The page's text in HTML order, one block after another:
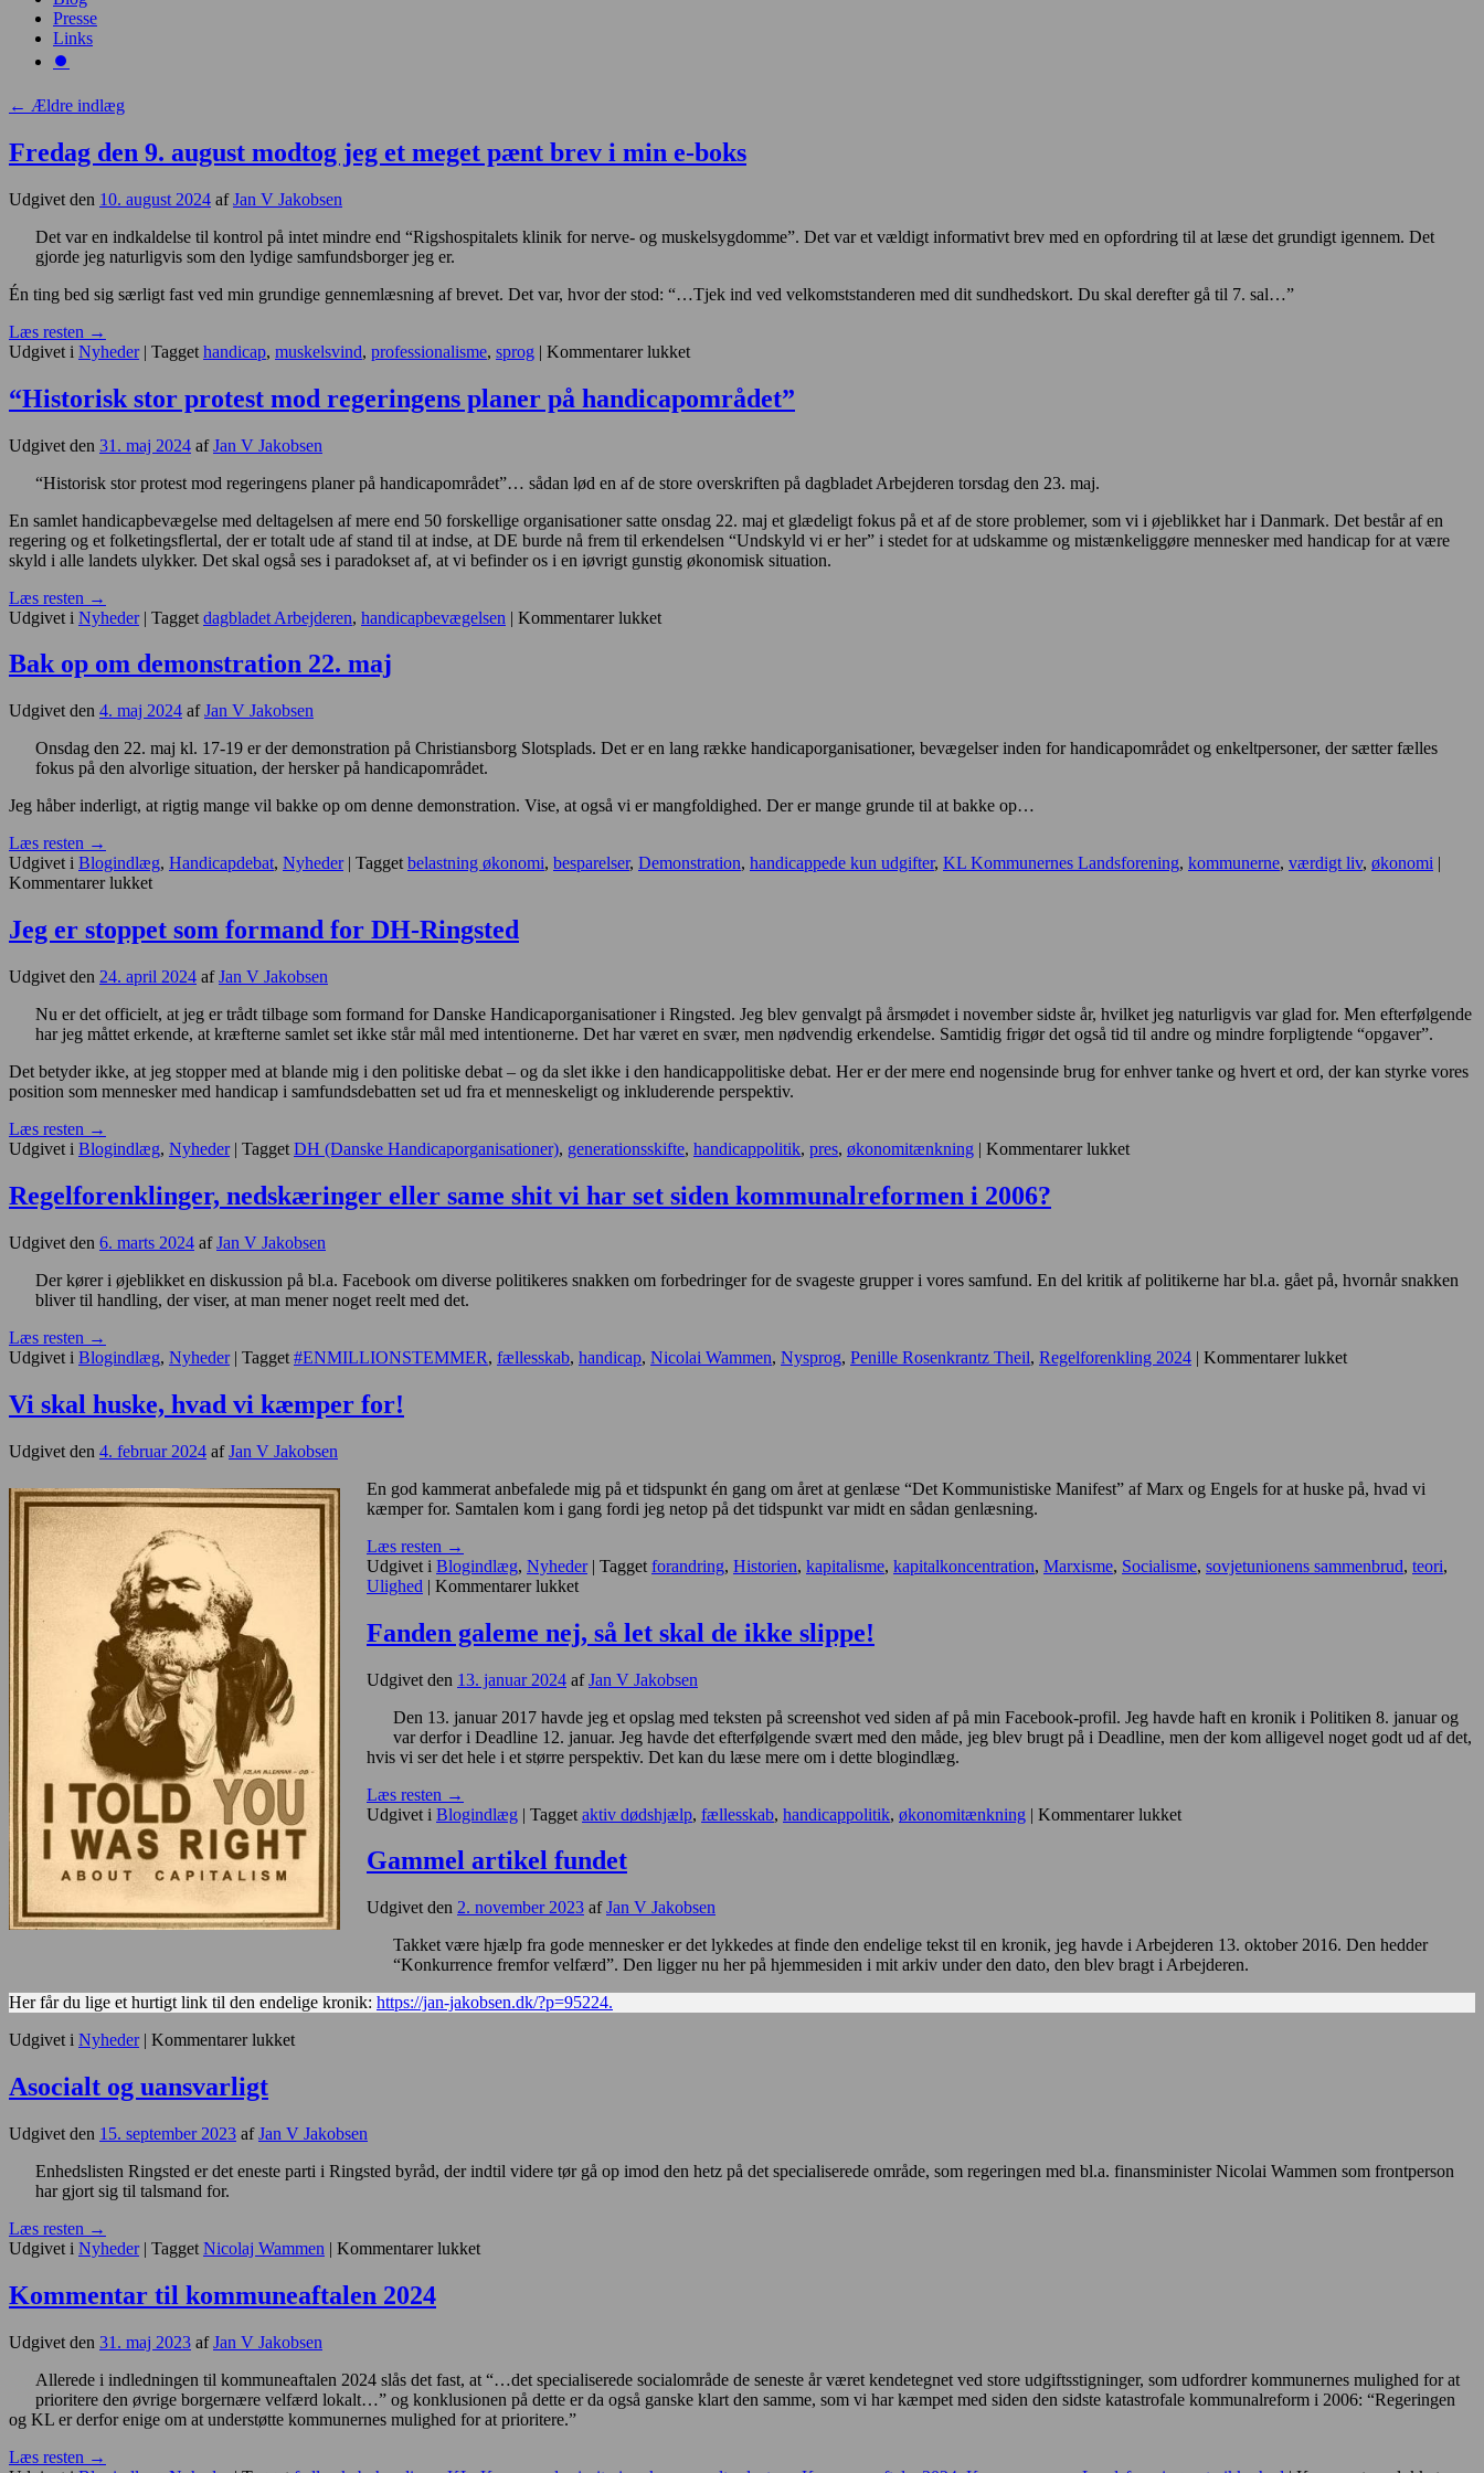
Presse
Links
⏺️
← Ældre indlæg
Fredag den 9. august modtog jeg et meget pænt brev i min e-boks
Udgivet den 10. august 2024 af Jan V Jakobsen
Det var en indkaldelse til kontrol på intet mindre end “Rigshospitalets klinik for nerve- og muskelsygdomme”. Det var et vældigt informativt brev med en opfordring til at læse det grundigt igennem. Det
gjorde jeg naturligvis som den lydige samfundsborger jeg er.
Én ting bed sig særligt fast ved min grundige gennemlæsning af brevet. Det var, hvor der stod: “…Tjek ind ved velkomststanderen med dit sundhedskort. Du skal derefter gå til 7. sal…”
Læs resten →
Udgivet i Nyheder | Tagget handicap, muskelsvind, professionalisme, sprog | Kommentarer lukkettil
9.
et
pænt
brev
i
“Historisk stor protest mod regeringens planer på handicapområdet”
Udgivet den 31. maj 2024 af Jan V Jakobsen
“Historisk stor protest mod regeringens planer på handicapområdet”… sådan lød en af de store overskriften på dagbladet Arbejderen torsdag den 23. maj.
En samlet handicapbevægelse med deltagelsen af mere end 50 forskellige organisationer satte onsdag 22. maj et glædeligt fokus på et af de store problemer, som vi i øjeblikket har i Danmark. Det består af en
regering og et folketingsflertal, der er totalt ude af stand til at indse, at DE burde nå frem til erkendelsen “Undskyld vi er her” i stedet for at udskamme og mistænkeliggøre mennesker med handicap for at være
skyld i alle landets ulykker. Det skal også ses i paradokset af, at vi befinder os i en iøvrigt gunstig økonomisk situation.
Læs resten →
Udgivet i Nyheder | Tagget dagbladet Arbejderen, handicapbevægelsen | Kommentarer lukkettil
på
Bak op om demonstration 22. maj
Udgivet den 4. maj 2024 af Jan V Jakobsen
Onsdag den 22. maj kl. 17-19 er der demonstration på Christiansborg Slotsplads. Det er en lang række handicaporganisationer, bevægelser inden for handicapområdet og enkeltpersoner, der sætter fælles
fokus på den alvorlige situation, der hersker på handicapområdet.
Jeg håber inderligt, at rigtig mange vil bakke op om denne demonstration. Vise, at også vi er mangfoldighed. Der er mange grunde til at bakke op…
Læs resten →
Udgivet i Blogindlæg, Handicapdebat, Nyheder | Tagget belastning økonomi, besparelser, Demonstration, handicappede kun udgifter, KL Kommunernes Landsforening, kommunerne, værdigt liv, økonomi |
Kommentarer lukkettil
op
om
22.
Jeg er stoppet som formand for DH-Ringsted
Udgivet den 24. april 2024 af Jan V Jakobsen
Nu er det officielt, at jeg er trådt tilbage som formand for Danske Handicaporganisationer i Ringsted. Jeg blev genvalgt på årsmødet i november sidste år, hvilket jeg naturligvis var glad for. Men efterfølgende
har jeg måttet erkende, at kræfterne samlet set ikke står mål med intentionerne. Det har været en svær, men nødvendig erkendelse. Samtidig frigør det også tid til andre og mindre forpligtende “opgaver”.
Det betyder ikke, at jeg stopper med at blande mig i den politiske debat – og da slet ikke i den handicappolitiske debat. Her er der mere end nogensinde brug for enhver tanke og hvert et ord, der kan styrke vores
position som mennesker med handicap i samfundsdebatten set ud fra et menneskeligt og inkluderende perspektiv.
Læs resten →
Udgivet i Blogindlæg, Nyheder | Tagget DH (Danske Handicaporganisationer), generationsskifte, handicappolitik, pres, økonomitænkning | Kommentarer lukkettil
DH-
Regelforenklinger, nedskæringer eller same shit vi har set siden kommunalreformen i 2006?
Udgivet den 6. marts 2024 af Jan V Jakobsen
Der kører i øjeblikket en diskussion på bl.a. Facebook om diverse politikeres snakken om forbedringer for de svageste grupper i vores samfund. En del kritik af politikerne har bl.a. gået på, hvornår snakken
bliver til handling, der viser, at man mener noget reelt med det.
Læs resten →
Udgivet i Blogindlæg, Nyheder | Tagget #ENMILLIONSTEMMER, fællesskab, handicap, Nicolai Wammen, Nysprog, Penille Rosenkrantz Theil, Regelforenkling 2024 | Kommentarer lukkettil
har
i
Vi skal huske, hvad vi kæmper for!
Udgivet den 4. februar 2024 af Jan V Jakobsen
En god kammerat anbefalede mig på et tidspunkt én gang om året at genlæse “Det Kommunistiske Manifest” af Marx og Engels for at huske på, hvad vi
kæmper for. Samtalen kom i gang fordi jeg netop på det tidspunkt var midt en sådan genlæsning.
Læs resten →
Udgivet i Blogindlæg, Nyheder | Tagget forandring, Historien, kapitalisme, kapitalkoncentration, Marxisme, Socialisme, sovjetunionens sammenbrud, teori,
Ulighed | Kommentarer lukkettil
skal
huske,
vi
for!
Fanden galeme nej, så let skal de ikke slippe!
Udgivet den 13. januar 2024 af Jan V Jakobsen
Den 13. januar 2017 havde jeg et opslag med teksten på screenshot ved siden af på min Facebook-profil. Jeg havde haft en kronik i Politiken 8. januar og
var derfor i Deadline 12. januar. Jeg havde det efterfølgende svært med den måde, jeg blev brugt på i Deadline, men der kom alligevel noget godt ud af det,
hvis vi ser det hele i et større perspektiv. Det kan du læse mere om i dette blogindlæg.
Læs resten →
Udgivet i Blogindlæg | Tagget aktiv dødshjælp, fællesskab, handicappolitik, økonomitænkning | Kommentarer lukkettil
de
ikke
slippe!
Gammel artikel fundet
Udgivet den 2. november 2023 af Jan V Jakobsen
Takket være hjælp fra gode mennesker er det lykkedes at finde den endelige tekst til en kronik, jeg havde i Arbejderen 13. oktober 2016. Den hedder
“Konkurrence fremfor velfærd”. Den ligger nu her på hjemmesiden i mit arkiv under den dato, den blev bragt i Arbejderen.
Her får du lige et hurtigt link til den endelige kronik: https://jan-jakobsen.dk/?p=95224.
Udgivet i Nyheder | Kommentarer lukkettil
Asocialt og uansvarligt
Udgivet den 15. september 2023 af Jan V Jakobsen
Enhedslisten Ringsted er det eneste parti i Ringsted byråd, der indtil videre tør gå op imod den hetz på det specialiserede område, som regeringen med bl.a. finansminister Nicolai Wammen som frontperson
har gjort sig til talsmand for.
Læs resten →
Udgivet i Nyheder | Tagget Nicolaj Wammen | Kommentarer lukkettil
Kommentar til kommuneaftalen 2024
Udgivet den 31. maj 2023 af Jan V Jakobsen
Allerede i indledningen til kommuneaftalen 2024 slås det fast, at “…det specialiserede socialområde de seneste år været kendetegnet ved store udgiftsstigninger, som udfordrer kommunernes mulighed for at
prioritere den øvrige borgernære velfærd lokalt…” og konklusionen på dette er da også ganske klart den samme, som vi har kæmpet med siden den sidste katastrofale kommunalreform i 2006: “Regeringen
og KL er derfor enige om at understøtte kommunernes mulighed for at prioritere.”
Læs resten →